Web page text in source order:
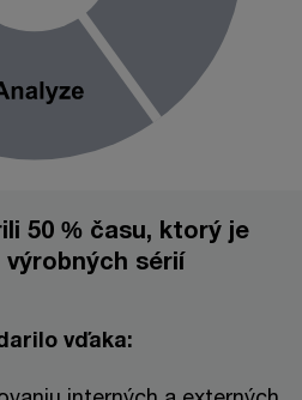
50 % času, ktorý je
výrobných sérií
vďaka: